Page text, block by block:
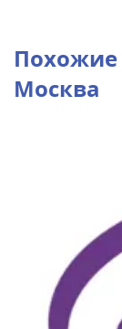
Похожие
Москва